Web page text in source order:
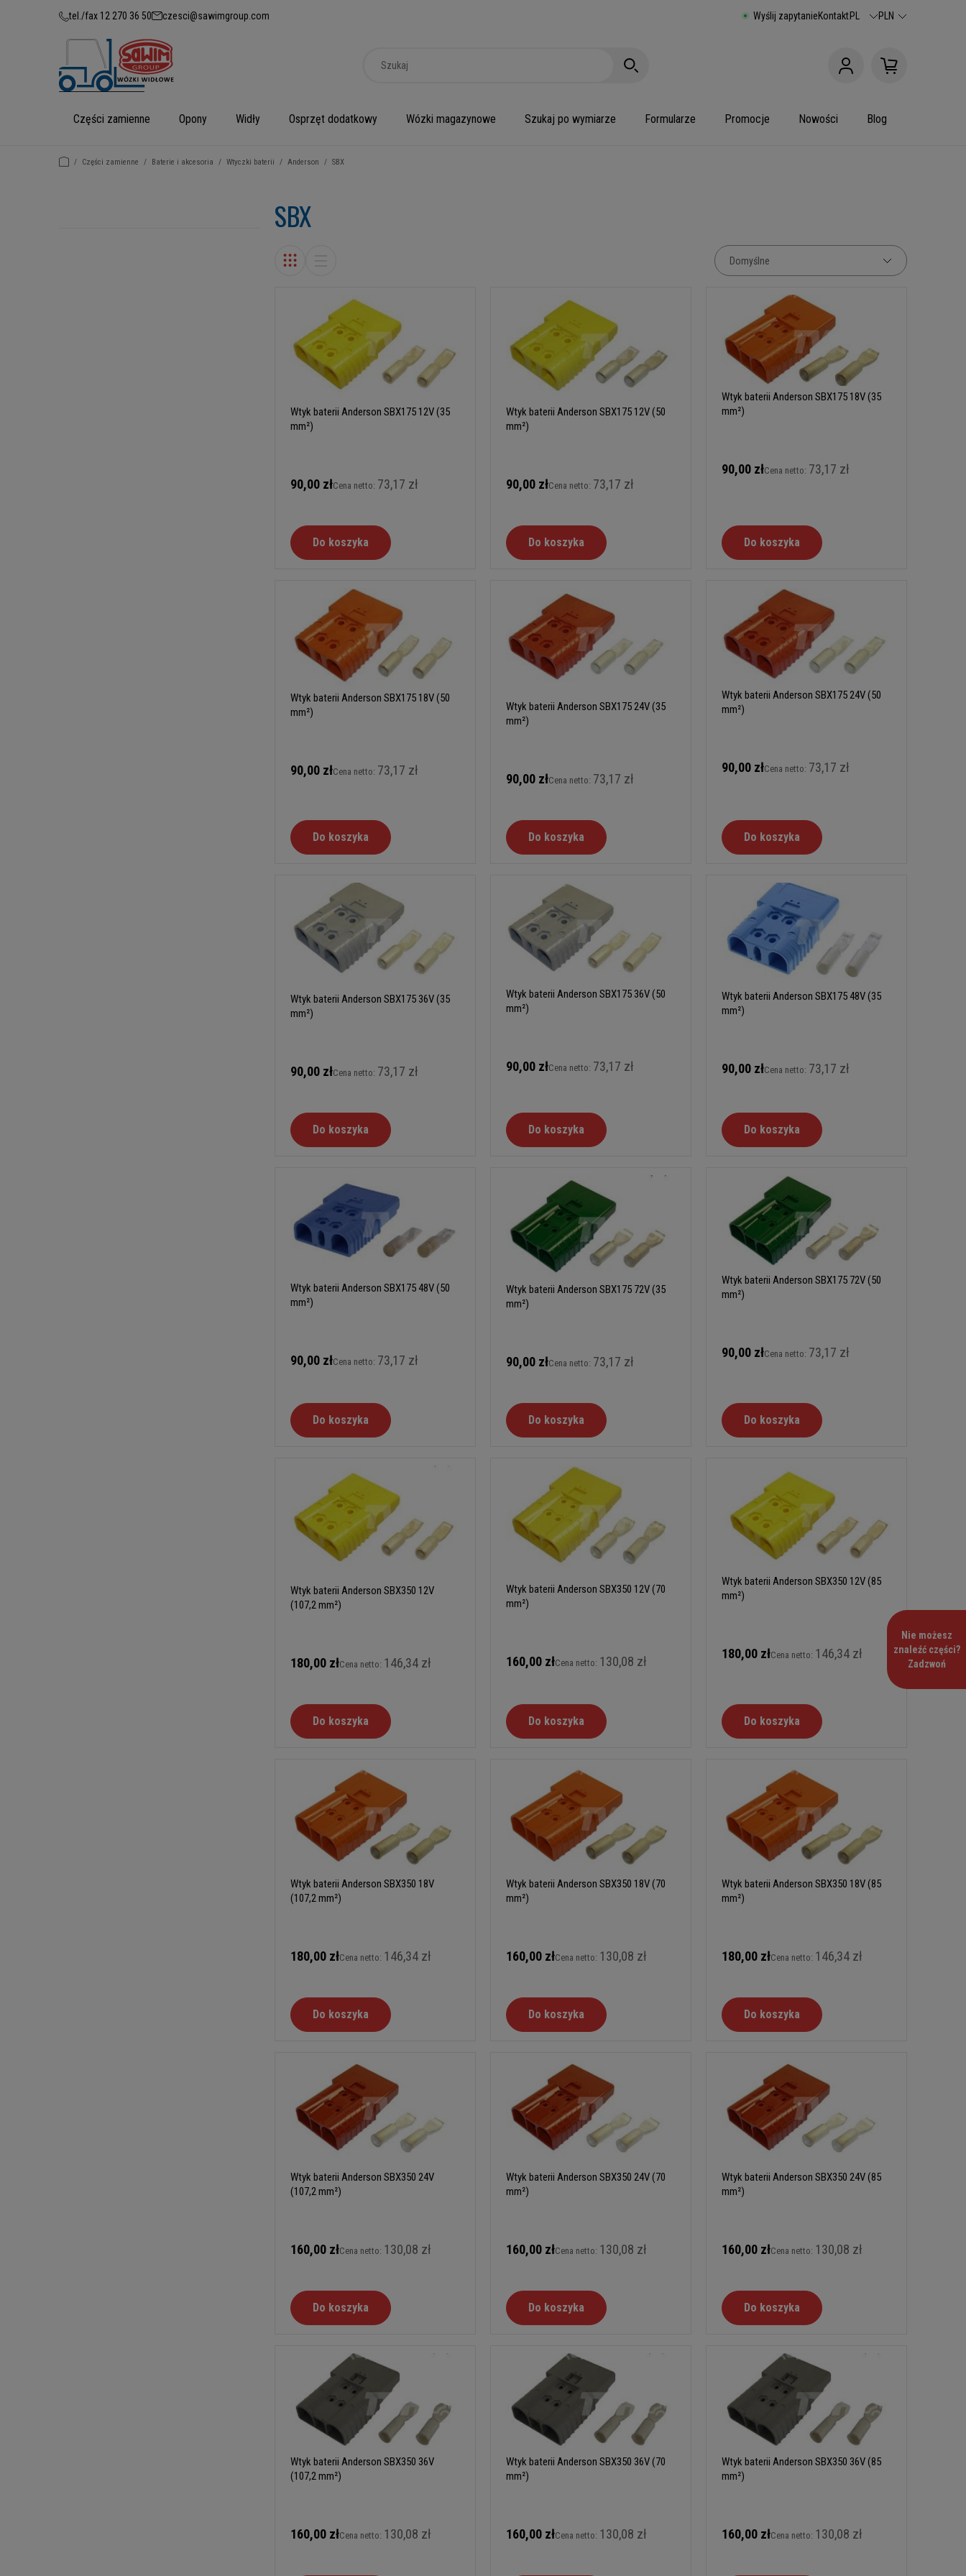
tel./fax 12 270 36 50 czesci@sawimgroup.com Wyślij zapytanieKontaktPL PLN
Części zamienne Opony Widły Osprzęt dodatkowy Wózki magazynowe Szukaj po wymiarze Formularze Promocje Nowości Blog
/ Części zamienne / Baterie i akcesoria / Wtyczki baterii / Anderson / SBX
SBX
Wtyk baterii Anderson SBX175 12V (35
mm²)
90,00 złCena netto: 73,17 zł
Do koszyka
Wtyk baterii Anderson SBX175 12V (50
mm²)
90,00 złCena netto: 73,17 zł
Do koszyka
Wtyk baterii Anderson SBX175 18V (35
mm²)
90,00 złCena netto: 73,17 zł
Do koszyka
Wtyk baterii Anderson SBX175 18V (50
mm²)
90,00 złCena netto: 73,17 zł
Do koszyka
Wtyk baterii Anderson SBX175 24V (35
mm²)
90,00 złCena netto: 73,17 zł
Do koszyka
Wtyk baterii Anderson SBX175 24V (50
mm²)
90,00 złCena netto: 73,17 zł
Do koszyka
Wtyk baterii Anderson SBX175 36V (35
mm²)
90,00 złCena netto: 73,17 zł
Do koszyka
Wtyk baterii Anderson SBX175 36V (50
mm²)
90,00 złCena netto: 73,17 zł
Do koszyka
Wtyk baterii Anderson SBX175 48V (35
mm²)
90,00 złCena netto: 73,17 zł
Do koszyka
Wtyk baterii Anderson SBX175 48V (50
mm²)
90,00 złCena netto: 73,17 zł
Do koszyka
Wtyk baterii Anderson SBX175 72V (35
mm²)
90,00 złCena netto: 73,17 zł
Do koszyka
Wtyk baterii Anderson SBX175 72V (50
mm²)
90,00 złCena netto: 73,17 zł
Do koszyka
Wtyk baterii Anderson SBX350 12V
(107,2 mm²)
180,00 złCena netto: 146,34 zł
Do koszyka
Wtyk baterii Anderson SBX350 12V (70
mm²)
160,00 złCena netto: 130,08 zł
Do koszyka
Wtyk baterii Anderson SBX350 12V (85
mm²)
180,00 złCena netto: 146,34 zł
Do koszyka
Wtyk baterii Anderson SBX350 18V
(107,2 mm²)
180,00 złCena netto: 146,34 zł
Do koszyka
Wtyk baterii Anderson SBX350 18V (70
mm²)
160,00 złCena netto: 130,08 zł
Do koszyka
Wtyk baterii Anderson SBX350 18V (85
mm²)
180,00 złCena netto: 146,34 zł
Do koszyka
Wtyk baterii Anderson SBX350 24V
(107,2 mm²)
160,00 złCena netto: 130,08 zł
Do koszyka
Wtyk baterii Anderson SBX350 24V (70
mm²)
160,00 złCena netto: 130,08 zł
Do koszyka
Wtyk baterii Anderson SBX350 24V (85
mm²)
160,00 złCena netto: 130,08 zł
Do koszyka
Wtyk baterii Anderson SBX350 36V
(107,2 mm²)
160,00 złCena netto: 130,08 zł
Wtyk baterii Anderson SBX350 36V (70
mm²)
160,00 złCena netto: 130,08 zł
Wtyk baterii Anderson SBX350 36V (85
mm²)
160,00 złCena netto: 130,08 zł
Nie możesz
znaleźć części?
Zadzwoń